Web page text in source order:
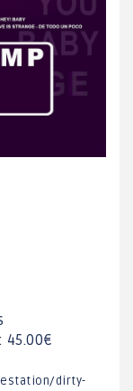
45.00€
tation/dirty-